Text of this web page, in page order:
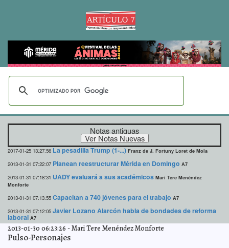
Notas antiguas
2017-01-25 13:27:56 La pesadilla Trump (1-...) Franz de J. Fortuny Loret de Mola
2013-01-31 07:22:07 Planean reestructurar Mérida en Domingo A7
2013-01-31 07:18:31 UADY evaluará a sus académicos Mari Tere Menéndez
Monforte
2013-01-31 07:13:55 Capacitan a 740 jóvenes para el trabajo A7
2013-01-31 07:12:05 Javier Lozano Alarcón habla de bondades de reforma
laboral A7
2013-01-31 07:09:29 Estrella 'cercana' puede formar un nuevo sistema solar
A7
2013-01-30 06:23:26 -Mari Tere Menéndez Monforte
Pulso-Personajes